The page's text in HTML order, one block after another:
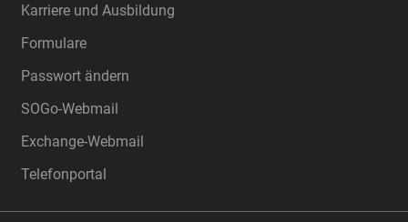
Karriere und Ausbildung
Formulare
Passwort ändern
SOGo-Webmail
Exchange-Webmail
Telefonportal